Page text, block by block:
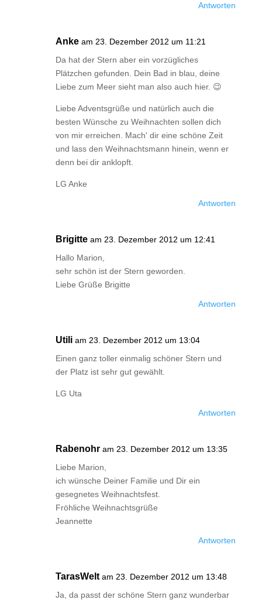
Antworten
Anke am 23. Dezember 2012 um 11:21
Da hat der Stern aber ein vorzügliches
Plätzchen gefunden. Dein Bad in blau, deine
Liebe zum Meer sieht man also auch hier. 😉
Liebe Adventsgrüße und natürlich auch die
besten Wünsche zu Weihnachten sollen dich
von mir erreichen. Mach' dir eine schöne Zeit
und lass den Weihnachtsmann hinein, wenn er
denn bei dir anklopft.
LG Anke
Antworten
Brigitte am 23. Dezember 2012 um 12:41
Hallo Marion,
sehr schön ist der Stern geworden.
Liebe Grüße Brigitte
Antworten
Utili am 23. Dezember 2012 um 13:04
Einen ganz toller einmalig schöner Stern und
der Platz ist sehr gut gewählt.
LG Uta
Antworten
Rabenohr am 23. Dezember 2012 um 13:35
Liebe Marion,
ich wünsche Deiner Familie und Dir ein
gesegnetes Weihnachtsfest.
Fröhliche Weihnachtsgrüße
Jeannette
Antworten
TarasWelt am 23. Dezember 2012 um 13:48
Ja, da passt der schöne Stern ganz wunderbar